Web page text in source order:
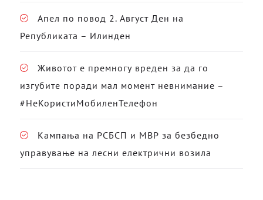
Апел по повод 2. Август Ден на
Републиката – Илинден
Животот е премногу вреден за да го
изгубите поради мал момент невнимание –
#НеКористиМобиленТелефон
Кампања на РСБСП и МВР за безбедно
управување на лесни електрични возила